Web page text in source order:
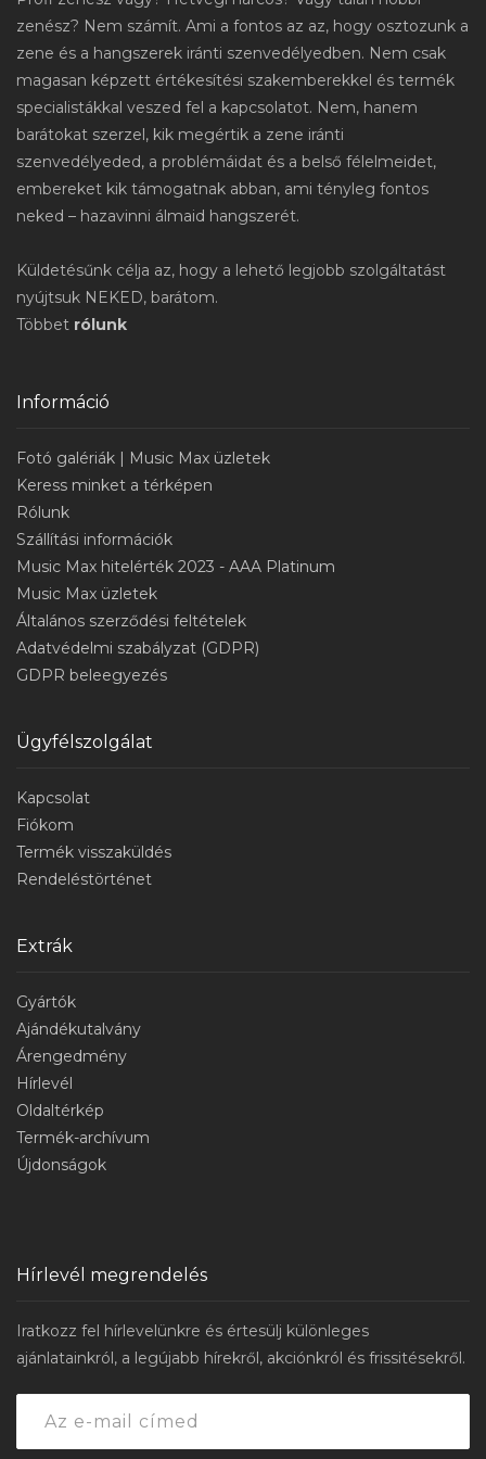
zenész? Nem számít. Ami a fontos az az, hogy osztozunk a
zene és a hangszerek iránti szenvedélyedben. Nem csak
magasan képzett értékesítési szakemberekkel és termék
specialistákkal veszed fel a kapcsolatot. Nem, hanem
barátokat szerzel, kik megértik a zene iránti
szenvedélyeded, a problémáidat és a belső félelmeidet,
embereket kik támogatnak abban, ami tényleg fontos
neked – hazavinni álmaid hangszerét.
Küldetésűnk célja az, hogy a lehető legjobb szolgáltatást
nyújtsuk NEKED, barátom.
Többet rólunk
Információ
Fotó galériák | Music Max üzletek
Keress minket a térképen
Rólunk
Szállítási információk
Music Max hitelérték 2023 - AAA Platinum
Music Max üzletek
Általános szerződési feltételek
Adatvédelmi szabályzat (GDPR)
GDPR beleegyezés
Ügyfélszolgálat
Kapcsolat
Fiókom
Termék visszaküldés
Rendeléstörténet
Extrák
Gyártók
Ajándékutalvány
Árengedmény
Hírlevél
Oldaltérkép
Termék-archívum
Újdonságok
Hírlevél megrendelés
Iratkozz fel hírlevelünkre és értesülj különleges
ajánlatainkról, a legújabb hírekről, akciónkról és frissitésekről.